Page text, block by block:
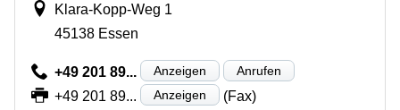
Klara-Kopp-Weg 1
45138 Essen
+49 201 89... Anzeigen Anrufen
+49 201 89... Anzeigen (Fax)